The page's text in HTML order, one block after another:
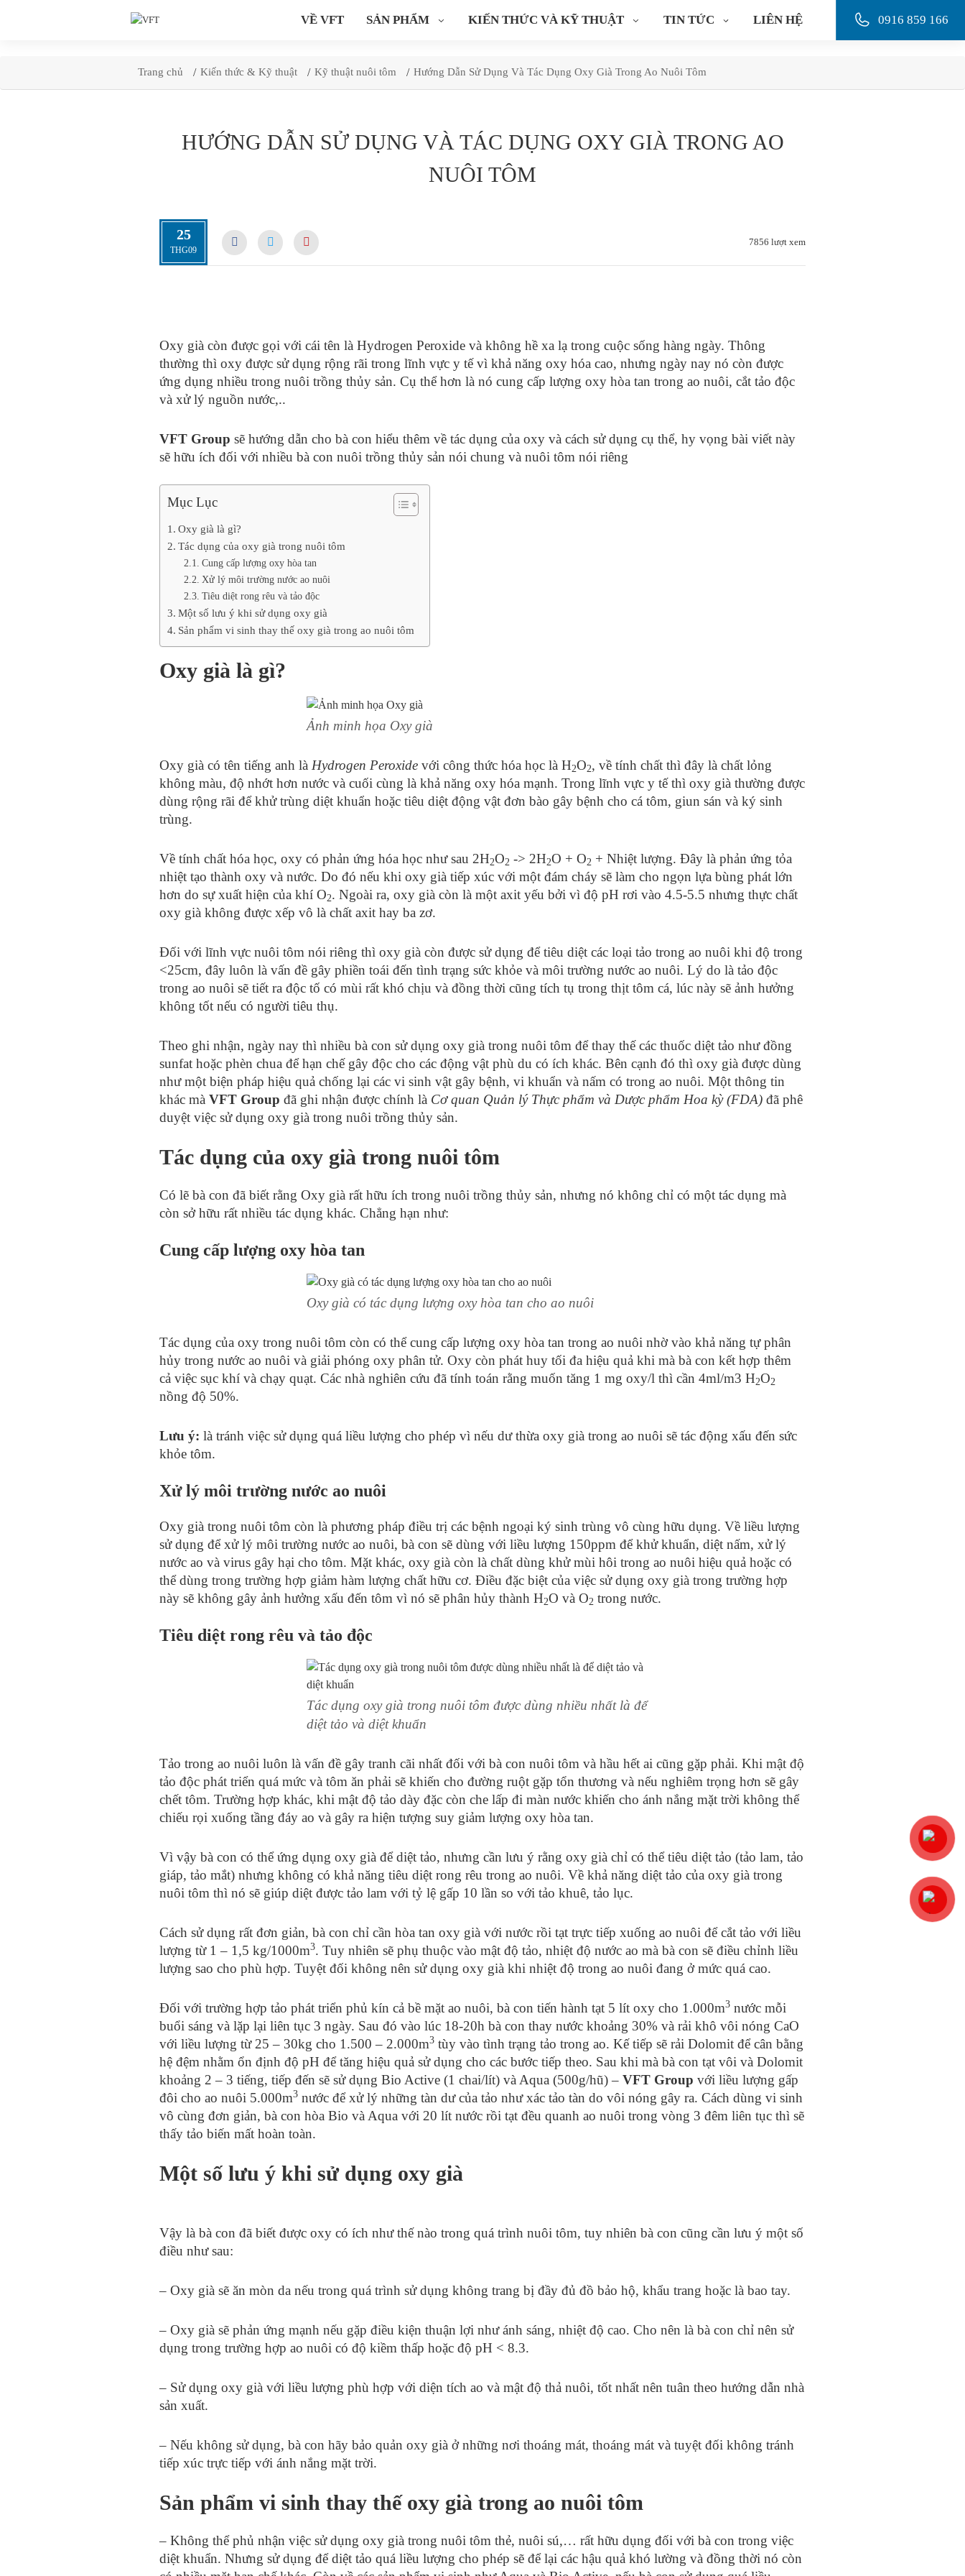
VỀ VFT SẢN PHẨM KIẾN THỨC VÀ KỸ THUẬT TIN TỨC LIÊN HỆ 0916 859 166
Trang chủ Kiến thức & Kỹ thuật Kỹ thuật nuôi tôm Hướng Dẫn Sử Dụng Và Tác Dụng Oxy Già Trong Ao Nuôi Tôm
HƯỚNG DẪN SỬ DỤNG VÀ TÁC DỤNG OXY GIÀ TRONG AO
NUÔI TÔM
25
THG09
7856 lượt xem
Oxy già còn được gọi với cái tên là Hydrogen Peroxide và không hề xa lạ trong cuộc sống hàng ngày. Thông
thường thì oxy được sử dụng rộng rãi trong lĩnh vực y tế vì khả năng oxy hóa cao, nhưng ngày nay nó còn được
ứng dụng nhiều trong nuôi trồng thủy sản. Cụ thể hơn là nó cung cấp lượng oxy hòa tan trong ao nuôi, cắt tảo độc
và xử lý nguồn nước,..
VFT Group sẽ hướng dẫn cho bà con hiểu thêm về tác dụng của oxy và cách sử dụng cụ thể, hy vọng bài viết này
sẽ hữu ích đối với nhiều bà con nuôi trồng thủy sản nói chung và nuôi tôm nói riêng
Mục Lục
Oxy già là gì?
Tác dụng của oxy già trong nuôi tôm
Cung cấp lượng oxy hòa tan
Xử lý môi trường nước ao nuôi
Tiêu diệt rong rêu và tảo độc
Một số lưu ý khi sử dụng oxy già
Sản phẩm vi sinh thay thế oxy già trong ao nuôi tôm
Oxy già là gì?
Ảnh minh họa Oxy già
Oxy già có tên tiếng anh là Hydrogen Peroxide với công thức hóa học là H2O2, về tính chất thì đây là chất lỏng
không màu, độ nhớt hơn nước và cuối cùng là khả năng oxy hóa mạnh. Trong lĩnh vực y tế thì oxy già thường được
dùng rộng rãi để khử trùng diệt khuẩn hoặc tiêu diệt động vật đơn bào gây bệnh cho cá tôm, giun sán và ký sinh
trùng.
Về tính chất hóa học, oxy có phản ứng hóa học như sau 2H2O2 -> 2H2O + O2 + Nhiệt lượng. Đây là phản ứng tỏa
nhiệt tạo thành oxy và nước. Do đó nếu khi oxy già tiếp xúc với một đám cháy sẽ làm cho ngọn lựa bùng phát lớn
hơn do sự xuất hiện của khí O2. Ngoài ra, oxy già còn là một axit yếu bởi vì độ pH rơi vào 4.5-5.5 nhưng thực chất
oxy già không được xếp vô là chất axit hay ba zơ.
Đối với lĩnh vực nuôi tôm nói riêng thì oxy già còn được sử dụng để tiêu diệt các loại tảo trong ao nuôi khi độ trong
<25cm, đây luôn là vấn đề gây phiền toái đến tình trạng sức khỏe và môi trường nước ao nuôi. Lý do là tảo độc
trong ao nuôi sẽ tiết ra độc tố có mùi rất khó chịu và đồng thời cũng tích tụ trong thịt tôm cá, lúc này sẽ ảnh hưởng
không tốt nếu có người tiêu thụ.
Theo ghi nhận, ngày nay thì nhiều bà con sử dụng oxy già trong nuôi tôm để thay thế các thuốc diệt tảo như đồng
sunfat hoặc phèn chua để hạn chế gây độc cho các động vật phù du có ích khác. Bên cạnh đó thì oxy già được dùng
như một biện pháp hiệu quả chống lại các vi sinh vật gây bệnh, vi khuẩn và nấm có trong ao nuôi. Một thông tin
khác mà VFT Group đã ghi nhận được chính là Cơ quan Quản lý Thực phẩm và Dược phẩm Hoa kỳ (FDA) đã phê
duyệt việc sử dụng oxy già trong nuôi trồng thủy sản.
Tác dụng của oxy già trong nuôi tôm
Có lẽ bà con đã biết rằng Oxy già rất hữu ích trong nuôi trồng thủy sản, nhưng nó không chỉ có một tác dụng mà
còn sở hữu rất nhiều tác dụng khác. Chẳng hạn như:
Cung cấp lượng oxy hòa tan
Oxy già có tác dụng lượng oxy hòa tan cho ao nuôi
Tác dụng của oxy trong nuôi tôm còn có thể cung cấp lượng oxy hòa tan trong ao nuôi nhờ vào khả năng tự phân
hủy trong nước ao nuôi và giải phóng oxy phân tử. Oxy còn phát huy tối đa hiệu quả khi mà bà con kết hợp thêm
cả việc sục khí và chạy quạt. Các nhà nghiên cứu đã tính toán rằng muốn tăng 1 mg oxy/l thì cần 4ml/m3 H2O2
nồng độ 50%.
Lưu ý: là tránh việc sử dụng quá liều lượng cho phép vì nếu dư thừa oxy già trong ao nuôi sẽ tác động xấu đến sức
khỏe tôm.
Xử lý môi trường nước ao nuôi
Oxy già trong nuôi tôm còn là phương pháp điều trị các bệnh ngoại ký sinh trùng vô cùng hữu dụng. Về liều lượng
sử dụng để xử lý môi trường nước ao nuôi, bà con sẽ dùng với liều lượng 150ppm để khử khuẩn, diệt nấm, xử lý
nước ao và virus gây hại cho tôm. Mặt khác, oxy già còn là chất dùng khử mùi hôi trong ao nuôi hiệu quả hoặc có
thể dùng trong trường hợp giảm hàm lượng chất hữu cơ. Điều đặc biệt của việc sử dụng oxy già trong trường hợp
này sẽ không gây ảnh hưởng xấu đến tôm vì nó sẽ phân hủy thành H2O và O2 trong nước.
Tiêu diệt rong rêu và tảo độc
Tác dụng oxy già trong nuôi tôm được dùng nhiều nhất là để
diệt tảo và diệt khuẩn
Tảo trong ao nuôi luôn là vấn đề gây tranh cãi nhất đối với bà con nuôi tôm và hầu hết ai cũng gặp phải. Khi mật độ
tảo độc phát triển quá mức và tôm ăn phải sẽ khiến cho đường ruột gặp tổn thương và nếu nghiêm trọng hơn sẽ gây
chết tôm. Trường hợp khác, khi mật độ tảo dày đặc còn che lấp đi màn nước khiến cho ánh nắng mặt trời không thể
chiếu rọi xuống tầng đáy ao và gây ra hiện tượng suy giảm lượng oxy hòa tan.
Vì vậy bà con có thể ứng dụng oxy già để diệt tảo, nhưng cần lưu ý rằng oxy già chỉ có thể tiêu diệt tảo (tảo lam, tảo
giáp, tảo mắt) nhưng không có khả năng tiêu diệt rong rêu trong ao nuôi. Về khả năng diệt tảo của oxy già trong
nuôi tôm thì nó sẽ giúp diệt được tảo lam với tỷ lệ gấp 10 lần so với tảo khuê, tảo lục.
Cách sử dụng rất đơn giản, bà con chỉ cần hòa tan oxy già với nước rồi tạt trực tiếp xuống ao nuôi để cắt tảo với liều
lượng từ 1 – 1,5 kg/1000m3. Tuy nhiên sẽ phụ thuộc vào mật độ tảo, nhiệt độ nước ao mà bà con sẽ điều chỉnh liều
lượng sao cho phù hợp. Tuyệt đối không nên sử dụng oxy già khi nhiệt độ trong ao nuôi đang ở mức quá cao.
Đối với trường hợp tảo phát triển phủ kín cả bề mặt ao nuôi, bà con tiến hành tạt 5 lít oxy cho 1.000m3 nước mỗi
buổi sáng và lặp lại liên tục 3 ngày. Sau đó vào lúc 18-20h bà con thay nước khoảng 30% và rải khô vôi nóng CaO
với liều lượng từ 25 – 30kg cho 1.500 – 2.000m3 tùy vào tình trạng tảo trong ao. Kế tiếp sẽ rải Dolomit để cân bằng
hệ đệm nhằm ổn định độ pH để tăng hiệu quả sử dụng cho các bước tiếp theo. Sau khi mà bà con tạt vôi và Dolomit
khoảng 2 – 3 tiếng, tiếp đến sẽ sử dụng Bio Active (1 chai/lít) và Aqua (500g/hũ) – VFT Group với liều lượng gấp
đôi cho ao nuôi 5.000m3 nước để xử lý những tàn dư của tảo như xác tảo tàn do vôi nóng gây ra. Cách dùng vi sinh
vô cùng đơn giản, bà con hòa Bio và Aqua với 20 lít nước rồi tạt đều quanh ao nuôi trong vòng 3 đêm liên tục thì sẽ
thấy tảo biến mất hoàn toàn.
Một số lưu ý khi sử dụng oxy già
Vậy là bà con đã biết được oxy có ích như thế nào trong quá trình nuôi tôm, tuy nhiên bà con cũng cần lưu ý một số
điều như sau:
– Oxy già sẽ ăn mòn da nếu trong quá trình sử dụng không trang bị đầy đủ đồ bảo hộ, khẩu trang hoặc là bao tay.
– Oxy già sẽ phản ứng mạnh nếu gặp điều kiện thuận lợi như ánh sáng, nhiệt độ cao. Cho nên là bà con chỉ nên sử
dụng trong trường hợp ao nuôi có độ kiềm thấp hoặc độ pH < 8.3.
– Sử dụng oxy già với liều lượng phù hợp với diện tích ao và mật độ thả nuôi, tốt nhất nên tuân theo hướng dẫn nhà
sản xuất.
– Nếu không sử dụng, bà con hãy bảo quản oxy già ở những nơi thoáng mát, thoáng mát và tuyệt đối không tránh
tiếp xúc trực tiếp với ánh nắng mặt trời.
Sản phẩm vi sinh thay thế oxy già trong ao nuôi tôm
– Không thể phủ nhận việc sử dụng oxy già trong nuôi tôm thẻ, nuôi sú,… rất hữu dụng đối với bà con trong việc
diệt khuẩn. Nhưng sử dụng để diệt tảo quá liều lượng cho phép sẽ để lại các hậu quả khó lường và đồng thời nó còn